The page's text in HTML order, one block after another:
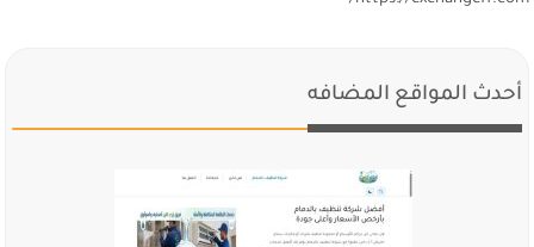
أحدث المواقع المضافه